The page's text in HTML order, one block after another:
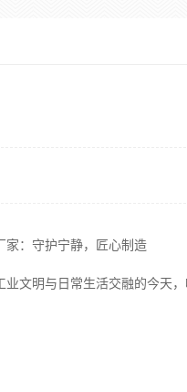
家：守护宁静，匠心制造
业文明与日常生活交融的今天